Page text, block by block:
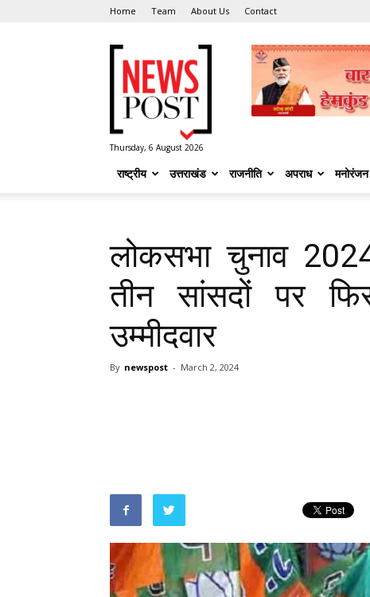
Home Team About Us Contact
Post
Thursday, 6 August 2026
राष्ट्रीय उत्तराखंड राजनीति अपराध मनोरंजन
लोकसभा चुनाव
तीन सांसदों पर
उम्मीदवार
By newspost - March 2, 2024